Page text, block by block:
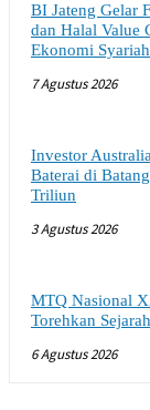
BI Jateng Gelar
dan Halal Value
Ekonomi Syariah
7 Agustus 2026
Investor
Baterai di
Triliun
3 Agustus 2026
MTQ Nasional
Torehkan
6 Agustus 2026